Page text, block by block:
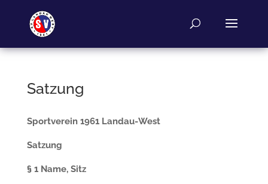
Satzung
Sportverein 1961 Landau-West
Satzung
§1 Name, Sitz